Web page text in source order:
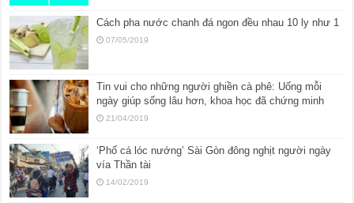
Cách pha nước chanh đá ngon đều nhau 10 ly như 1
07/05/2019
Tin vui cho những người ghiền cà phê: Uống mỗi
ngày giúp sống lâu hơn, khoa học đã chứng minh
21/04/2019
‘Phố cá lóc nướng’ Sài Gòn đông nghịt người ngày
vía Thần tài
14/02/2019